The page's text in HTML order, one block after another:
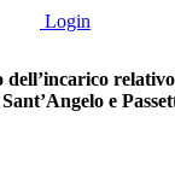
Login
e